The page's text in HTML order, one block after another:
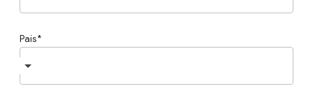
País